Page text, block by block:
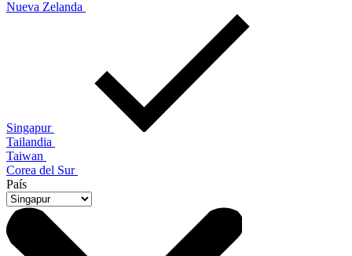
Nueva Zelanda
Singapur
Tailandia
Taiwan
Corea del Sur
País